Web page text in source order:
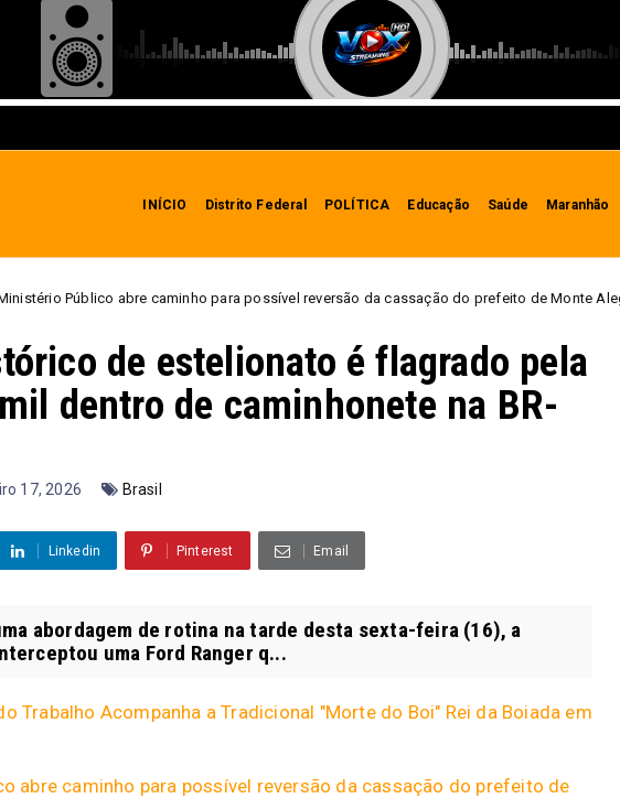
INÍCIO Distrito Federal POLÍTICA Educação Saúde Maranhão
para possível reversão da cassação do prefeito de Monte Alegre do Piauí Destaque
de estelionato é flagrado pela
dentro de caminhonete na BR-
17, 2026 Brasil
Linkedin Pinterest Email
abordagem de rotina na tarde desta sexta-feira (16), a
uma Ford Ranger q...
Trabalho Acompanha a Tradicional "Morte do Boi" Rei da Boiada em
abre caminho para possível reversão da cassação do prefeito de